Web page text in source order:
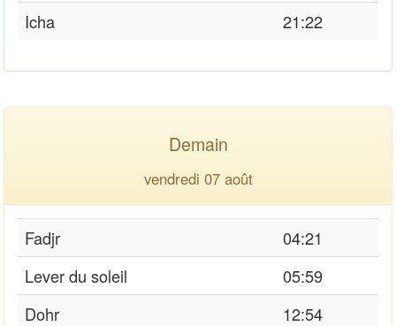
Icha
21:22
Demain
vendredi 07 août
Fadjr
04:21
Lever du soleil
05:59
Dohr
12:54